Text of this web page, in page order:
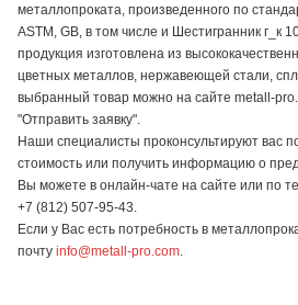
металлопроката, произведенного по
ASTM, GB, в том числе и Шестигранник г_к
продукция изготовлена из
цветных металлов, нержавеющей стали,
выбранный товар можно на сайте metall-
"Отправить заявку".
Наши специалисты проконсультируют вас
стоимость или получить информацию о
Вы можете в онлайн-чате на сайте или по
+7 (812) 507-95-43.
Если у Вас есть потребность в
почту info@metall-pro.com